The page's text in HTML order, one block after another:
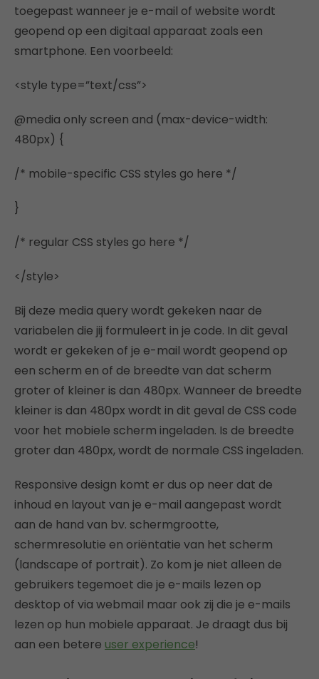
toegepast wanneer je e-mail of website wordt
geopend op een digitaal apparaat zoals een
smartphone. Een voorbeeld:
<style type=”text/css”>
@media only screen and (max-device-width:
480px) {
/* mobile-specific CSS styles go here */
}
/* regular CSS styles go here */
</style>
Bij deze media query wordt gekeken naar de
variabelen die jij formuleert in je code. In dit geval
wordt er gekeken of je e-mail wordt geopend op
een scherm en of de breedte van dat scherm
groter of kleiner is dan 480px. Wanneer de breedte
kleiner is dan 480px wordt in dit geval de CSS code
voor het mobiele scherm ingeladen. Is de breedte
groter dan 480px, wordt de normale CSS ingeladen.
Responsive design komt er dus op neer dat de
inhoud en layout van je e-mail aangepast wordt
aan de hand van bv. schermgrootte,
schermresolutie en oriëntatie van het scherm
(landscape of portrait). Zo kom je niet alleen de
gebruikers tegemoet die je e-mails lezen op
desktop of via webmail maar ook zij die je e-mails
lezen op hun mobiele apparaat. Je draagt dus bij
aan een betere user experience!